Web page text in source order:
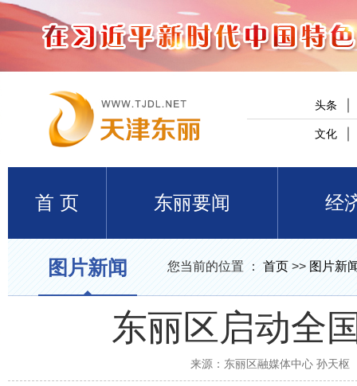
头条
文化
首 页 东丽要闻 经
图片新闻 您当前的位置 ： 首页 >> 图片新
东丽区启动全
来源： 东丽区融媒体中心 孙天